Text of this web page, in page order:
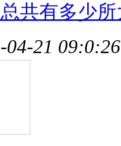
共有多少
04-21 09:0:26